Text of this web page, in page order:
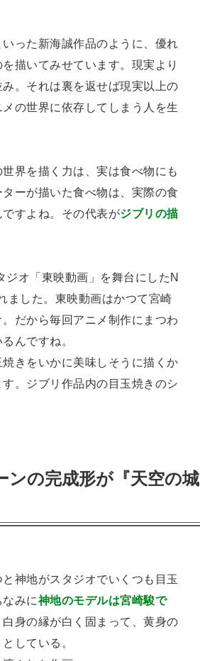
いった新海誠作品のように、優れ
描いてみせています。現実より
。それは裏を返せば現実以上の
の世界に依存してしまう人を生
界を描く力は、実は食べ物にも
ーが描いた食べ物は、実際の食
すよね。その代表がジブリの描
オ「東映動画」を舞台にしたN
ました。東映動画はかつて宮崎
だから毎回アニメ制作にまつわ
んですね。
きをいかに美味しそうに描くか
。ジブリ作品内の目玉焼きのシ
ンの完成形が『天空の城
神地がスタジオでいくつも目玉
なみに神地のモデルは宮崎駿で
身の縁が白く固まって、黄身の
している。